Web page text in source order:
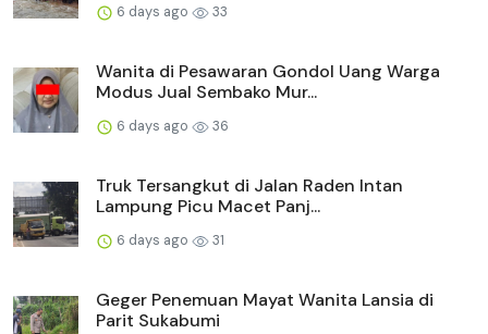
6 days ago 33
Wanita di Pesawaran Gondol Uang Warga
Modus Jual Sembako Mur...
6 days ago 36
Truk Tersangkut di Jalan Raden Intan
Lampung Picu Macet Panj...
6 days ago 31
Geger Penemuan Mayat Wanita Lansia di
Parit Sukabumi